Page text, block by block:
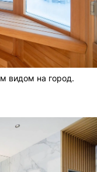
видом на город.